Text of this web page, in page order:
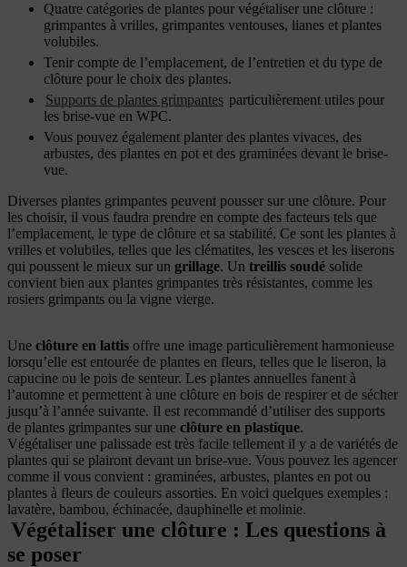
Quatre catégories de plantes pour végétaliser une clôture :
grimpantes à vrilles, grimpantes ventouses, lianes et plantes
volubiles.
Tenir compte de l’emplacement, de l’entretien et du type de
clôture pour le choix des plantes.
Supports de plantes grimpantes particulièrement utiles pour
les brise-vue en WPC.
Vous pouvez également planter des plantes vivaces, des
arbustes, des plantes en pot et des graminées devant le brise-
vue.
Diverses plantes grimpantes peuvent pousser sur une clôture. Pour
les choisir, il vous faudra prendre en compte des facteurs tels que
l’emplacement, le type de clôture et sa stabilité. Ce sont les plantes à
vrilles et volubiles, telles que les clématites, les vesces et les liserons
qui poussent le mieux sur un grillage. Un treillis soudé solide
convient bien aux plantes grimpantes très résistantes, comme les
rosiers grimpants ou la vigne vierge.
Une clôture en lattis offre une image particulièrement harmonieuse
lorsqu’elle est entourée de plantes en fleurs, telles que le liseron, la
capucine ou le pois de senteur. Les plantes annuelles fanent à
l’automne et permettent à une clôture en bois de respirer et de sécher
jusqu’à l’année suivante. Il est recommandé d’utiliser des supports
de plantes grimpantes sur une clôture en plastique.
Végétaliser une palissade est très facile tellement il y a de variétés de
plantes qui se plairont devant un brise-vue. Vous pouvez les agencer
comme il vous convient : graminées, arbustes, plantes en pot ou
plantes à fleurs de couleurs assorties. En voici quelques exemples :
lavatère, bambou, échinacée, dauphinelle et molinie.
Végétaliser une clôture : Les questions à
se poser